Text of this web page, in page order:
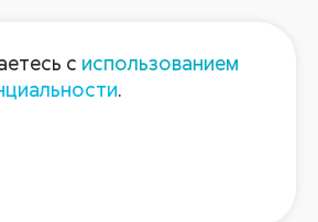
Контакты
с использованием
.